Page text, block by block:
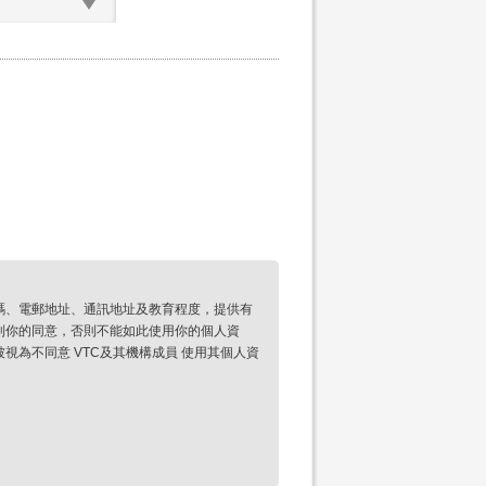
電郵地址、通訊地址及教育程度，提供有
的同意，否則不能如此使用你的個人資
為不同意 VTC及其機構成員 使用其個人資